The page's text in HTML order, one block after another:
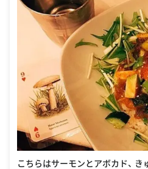
こちらはサーモンとアボカド、